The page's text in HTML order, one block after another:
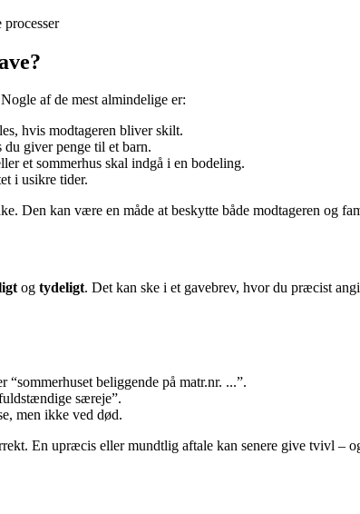
af de mest almindelige er:
hvis modtageren bliver skilt.
giver penge til et barn.
et sommerhus skal indgå i en bodeling.
i usikre tider.
Den kan være en måde at beskytte både modtageren og
og tydeligt. Det kan ske i et gavebrev, hvor du præcist
beliggende på matr.nr. ...”.
særeje”.
men ikke ved død.
En upræcis eller mundtlig aftale kan senere give tvivl –